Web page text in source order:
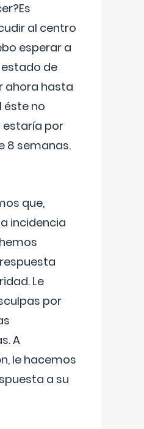
al centro
esperar a
de
ahora hasta
éste no
estaría por
8 semanas.
que,
incidencia
Le
por
A
le hacemos
a su